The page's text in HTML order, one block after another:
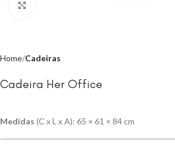
Home Cadeiras
Cadeira Her Office
Medidas (C x L x A): 65 × 61 × 84 cm